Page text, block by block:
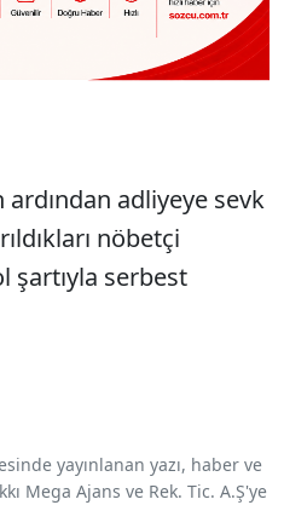
adliyeye sevk
nöbetçi
şartıyla serbest
yayınlanan yazı, haber ve
Mega Ajans ve Rek. Tic. A.Ş'ye